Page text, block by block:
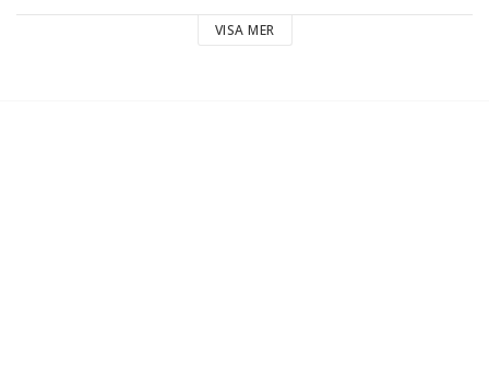
74136 36CM Ø 36 cm till bästa pris.
VISA MER